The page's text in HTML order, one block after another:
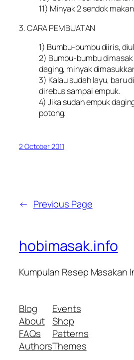
11) Minyak 2 sendok makan
3. CARA PEMBUATAN
1) Bumbu-bumbu diiris,
2) Bumbu-bumbu
daging, minyak
3) Kalau sudah layu, baru
direbus sampai empuk.
4) Jika sudah empuk
potong.
2 October 2011
← Previous Page
hobimasak.info
Kumpulan Resep Masakan
Blog
About
FAQs
Authors
Events
Shop
Patterns
Themes